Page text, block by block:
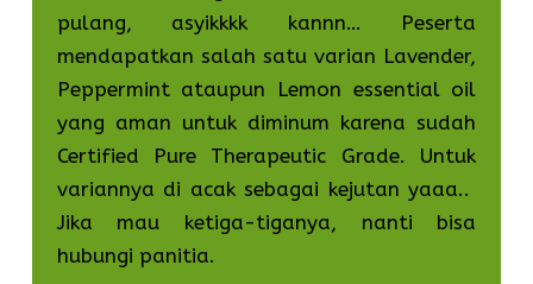
pulang, asyikkkk kannn… Peserta
mendapatkan salah satu varian Lavender,
Peppermint ataupun Lemon essential oil
yang aman untuk diminum karena sudah
Certified Pure Therapeutic Grade. Untuk
variannya di acak sebagai kejutan yaaa..
Jika mau ketiga-tiganya, nanti bisa
hubungi panitia.